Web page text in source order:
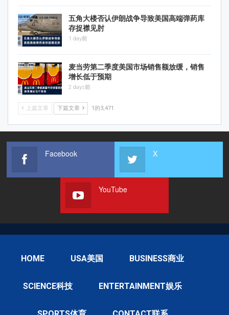
五角大楼否认伊朗战争导致美国高端弹药库
存捉襟见肘
1 day前
麦当劳第二季度美国市场销售额放缓，销售
增长低于预期
2 days前
上篇文章 下篇文章 1的3,471
Facebook X
YouTube
HOME USA美国 BUSINESS商业
SCIENCE科技 ENTERTAINMENT娱乐